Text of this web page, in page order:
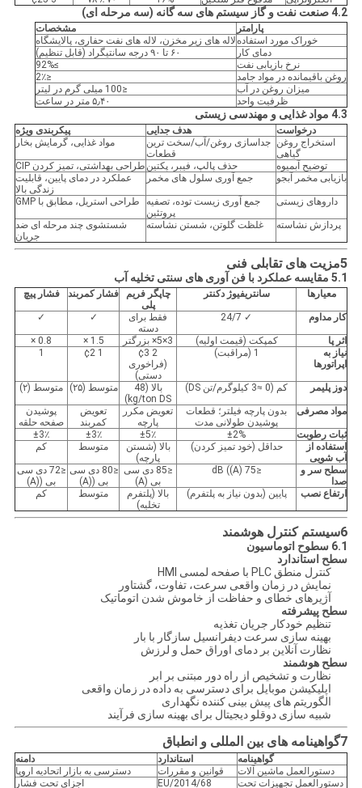
4.2 صنعت نفت و گاز سیستم های سه گانه (سه مرحله ای)
پارامتر
مشخصات
خوراک مورد استفادهلاله های زیر مخزن، لاله های نفت حفاری، پالایشگاه
دمای کار
۶۰ تا ۹۰ درجه سانتیگراد (قابل تنظیم)
نرخ بازیابی نفت
≥92%
روغن باقیمانده در مواد جامد
≤2٪
میزان روغن در آب
≤100 میلی گرم در لیتر
ظرفیت واحد
۵٫۴۰ متر در ساعت
4.3 مواد غذایی و مهندسی زیستی
درخواست هدف جدایی
پیکربندی ویژه
استخراج روغن
گیاهی
جداسازی روغن/آب/سخت ترین
قطعات
مواد غذایی، گرمایش بخار
توضیح آبمیوه حذف پالپ، فیبر، پکتین طراحی بهداشتی، تمیز کردن CIP
بازیابی مخمر آبجو
جمع آوری سلول های مخمر
عملکرد در دمای پایین، قابلیت
زندگی بالا
داروهای زیستی
جمع آوری زیست توده، تصفیه
پروتئین
طراحی استریل، مطابق با GMP
پردازش نشاسته غلظت گلوتن، شستن نشاسته
شستشوی چند مرحله ای ضد
جریان
5مزیت های تقابلی فنی
5.1 مقایسه عملکرد با فن آوری های سنتی تخلیه آب
معیارها سانتریفیوژ دکنتر
چاپگر فریم
پلی
فشار کمربند فشار پیچ
کار مداوم ✓ 24/7
فقط برای
دسته
✓
✓
اثر پا کمپکت (قیمت اولیه) 3×5× بزرگتر 1.5 ×
0.8 ×
نیاز به
اپراتورها
1 (مراقبت)
2 ¢3
(فراخوری
دستی)
1 ¢2
1
دوز پلیمر کم (0 ≈3 کیلوگرم/تن DS)
بالا (48
kg/ton DS)
متوسط (۲۵) متوسط (۲)
مواد مصرفی
بدون پارچه فیلتر؛ قطعات
پوشیدن طولانی مدت
تعویض مکرر
پارچه
تعویض
کمربند
پوشیدن
صفحه حلقه
ثبات رطوبت
±2% ±5٪ ±3٪
±3٪
استفاده از
آب شویی
حداقل (خود تمیز کردن)
بالا (شستن
پارچه)
متوسط کم
سطح سر و
صدا
≤75 dB ((A)
≤85 دی سی
بی (A)
≤80 دی سی
بی ((A)
≤72 دی سی
بی ((A)
ارتفاع نصب
پایین (بدون نیاز به پلتفرم)
بالا (پلتفرم
تخلیه)
متوسط کم
6سیستم کنترل هوشمند
6.1 سطوح اتوماسیون
سطح استاندارد
کنترل منطق PLC با صفحه لمسی HMI
نمایش در زمان واقعی سرعت، تفاوت، گشتاور
آژیرهای خطای و حفاظت از خاموش شدن اتوماتیک
سطح پیشرفته
تنظیم خودکار جریان تغذیه
بهینه سازی سرعت دیفرانسیل سازگار با بار
نظارت آنلاین بر دمای اوراق حمل و لرزش
سطح هوشمند
نظارت و تشخیص از راه دور مبتنی بر ابر
اپلیکیشن موبایل برای دسترسی به داده در زمان واقعی
الگوریتم های پیش بینی کننده نگهداری
شبیه سازی دوقلو دیجیتال برای بهینه سازی فرآیند
7گواهینامه های بین المللی و انطباق
گواهینامه استاندارد
دامنه
دستورالعمل ماشین آلات
قوانین و مقررات
دسترسی به بازار اتحادیه اروپا
دستورالعمل تجهیزات تحت
2014/68/EU
اجزای تحت فشار